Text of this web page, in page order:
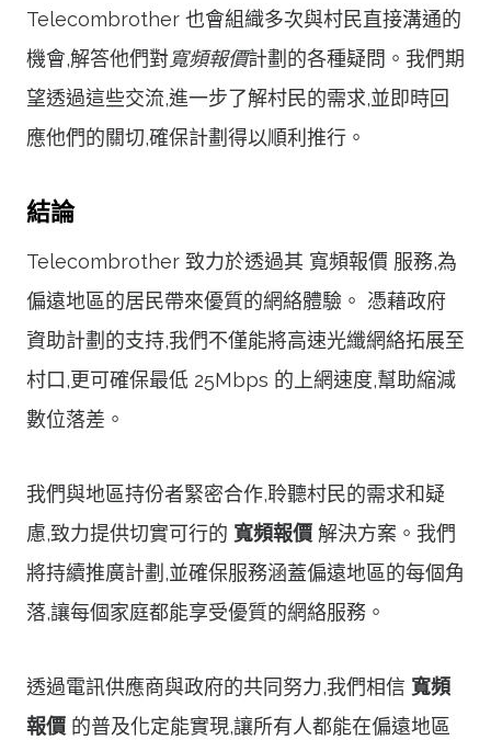
Telecombrother 也會組織多次與村民直接溝通的
機會,解答他們對寬頻報價計劃的各種疑問。我們期
望透過這些交流,進一步了解村民的需求,並即時回
應他們的關切,確保計劃得以順利推行。
結論
Telecombrother 致力於透過其 寬頻報價 服務,為
偏遠地區的居民帶來優質的網絡體驗。 憑藉政府
資助計劃的支持,我們不僅能將高速光纖網絡拓展至
村口,更可確保最低 25Mbps 的上網速度,幫助縮減
數位落差。
我們與地區持份者緊密合作,聆聽村民的需求和疑
慮,致力提供切實可行的 寬頻報價 解決方案。我們
將持續推廣計劃,並確保服務涵蓋偏遠地區的每個角
落,讓每個家庭都能享受優質的網絡服務。
透過電訊供應商與政府的共同努力,我們相信 寬頻
報價 的普及化定能實現,讓所有人都能在偏遠地區